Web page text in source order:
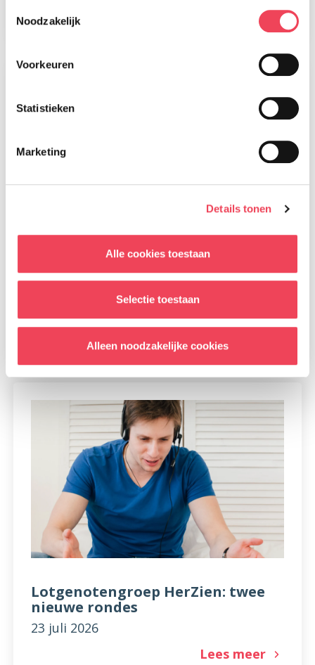
Noodzakelijk
Voorkeuren
Statistieken
Marketing
Details tonen
Alle cookies toestaan
Selectie toestaan
Alleen noodzakelijke cookies
Lees meer
Magazine nummer 91 is onderweg
naar onze leden
Lotgenotengroep HerZien: twee
nieuwe rondes
23 juli 2026
Lees meer